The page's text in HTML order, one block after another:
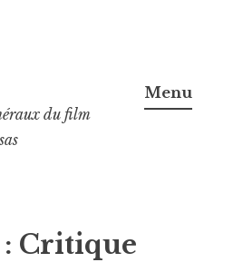
du film
Menu
Critique